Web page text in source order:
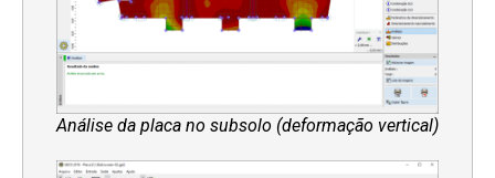
Análise da placa no subsolo (deformação vertical)